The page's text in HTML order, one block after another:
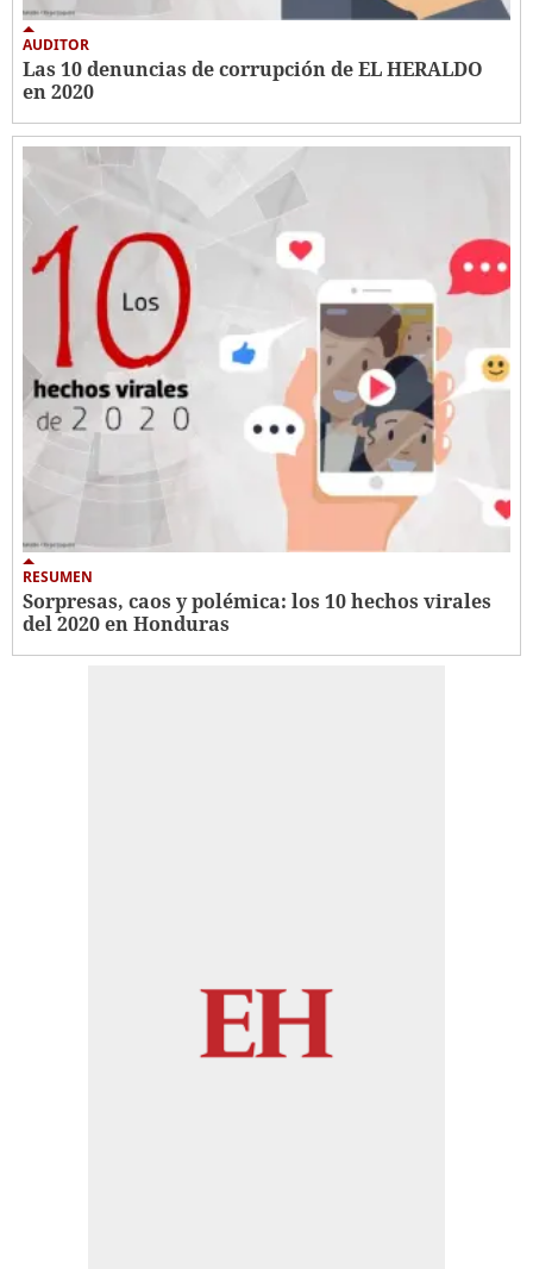
AUDITOR
Las 10 denuncias de corrupción de EL HERALDO
en 2020
RESUMEN
Sorpresas, caos y polémica: los 10 hechos virales
del 2020 en Honduras